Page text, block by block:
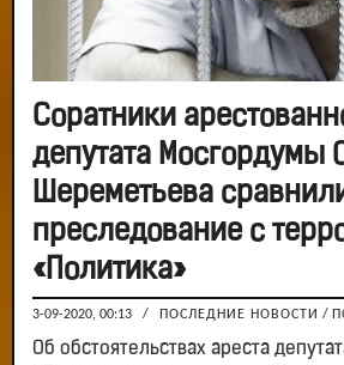
Соратники
депутата Мосгордумы
Шереметьева
преследование с
«Политика»
3-09-2020, 00:13 / ПОСЛЕДНИЕ НОВОСТИ /
Об обстоятельствах ареста